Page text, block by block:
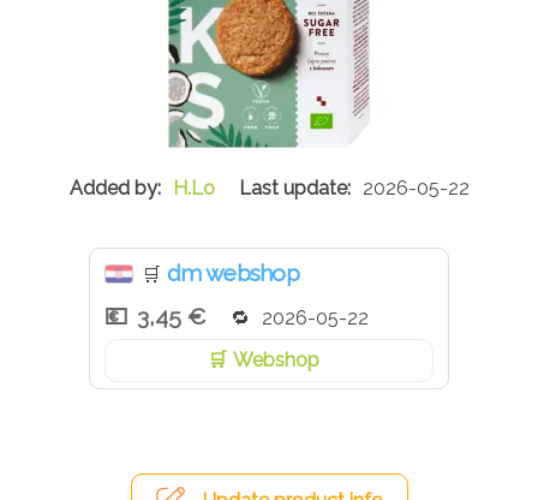
H.Lo 2026-05-22
🛒 dm webshop
3,45 €
2026-05-22
Webshop